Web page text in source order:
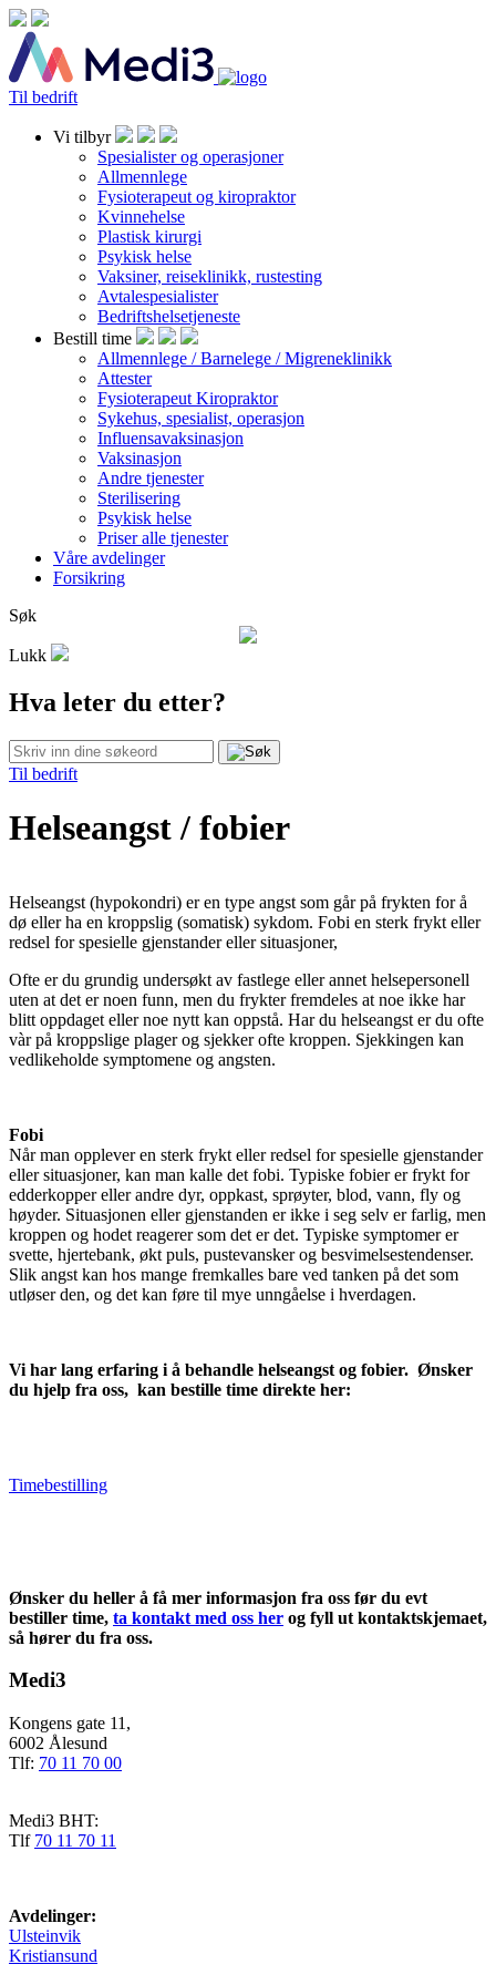
Til bedrift
Vi tilbyr
Spesialister og operasjoner
Allmennlege
Fysioterapeut og kiropraktor
Kvinnehelse
Plastisk kirurgi
Psykisk helse
Vaksiner, reiseklinikk, rustesting
Avtalespesialister
Bedriftshelsetjeneste
Bestill time
Allmennlege / Barnelege / Migreneklinikk
Attester
Fysioterapeut Kiropraktor
Sykehus, spesialist, operasjon
Influensavaksinasjon
Vaksinasjon
Andre tjenester
Sterilisering
Psykisk helse
Priser alle tjenester
Våre avdelinger
Forsikring
Søk
Lukk
Hva leter du etter?
Til bedrift
Helseangst / fobier
Helseangst (hypokondri) er en type angst som går på frykten for å
dø eller ha en kroppslig (somatisk) sykdom. Fobi en sterk frykt eller
redsel for spesielle gjenstander eller situasjoner,
Ofte er du grundig undersøkt av fastlege eller annet helsepersonell
uten at det er noen funn, men du frykter fremdeles at noe ikke har
blitt oppdaget eller noe nytt kan oppstå. Har du helseangst er du ofte
vàr på kroppslige plager og sjekker ofte kroppen. Sjekkingen kan
vedlikeholde symptomene og angsten.
Fobi
Når man opplever en sterk frykt eller redsel for spesielle gjenstander
eller situasjoner, kan man kalle det fobi. Typiske fobier er frykt for
edderkopper eller andre dyr, oppkast, sprøyter, blod, vann, fly og
høyder. Situasjonen eller gjenstanden er ikke i seg selv er farlig, men
kroppen og hodet reagerer som det er det. Typiske symptomer er
svette, hjertebank, økt puls, pustevansker og besvimelsestendenser.
Slik angst kan hos mange fremkalles bare ved tanken på det som
utløser den, og det kan føre til mye unngåelse i hverdagen.
Vi har lang erfaring i å behandle helseangst og fobier. Ønsker
du hjelp fra oss, kan bestille time direkte her:
Timebestilling
Ønsker du heller å få mer informasjon fra oss før du evt
bestiller time, ta kontakt med oss her og fyll ut kontaktskjemaet,
så hører du fra oss.
Medi3
Kongens gate 11,
6002 Ålesund
Tlf: 70 11 70 00
Medi3 BHT:
Tlf 70 11 70 11
Avdelinger:
Ulsteinvik
Kristiansund